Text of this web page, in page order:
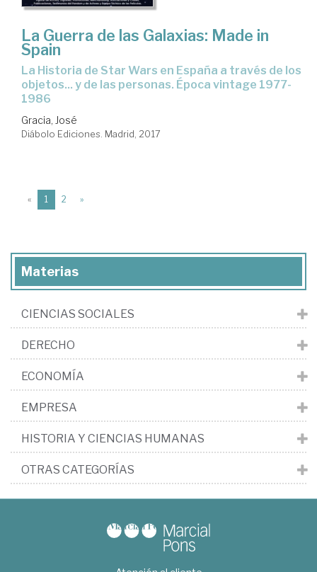
La Guerra de las Galaxias: Made in
Spain
La Historia de Star Wars en España a través de los
objetos... y de las personas. Época vintage 1977-
1986
Gracia, José
Diábolo Ediciones. Madrid, 2017
« 1 (current)
2 »
Materias
CIENCIAS SOCIALES
DERECHO
ECONOMÍA
EMPRESA
HISTORIA Y CIENCIAS HUMANAS
OTRAS CATEGORÍAS